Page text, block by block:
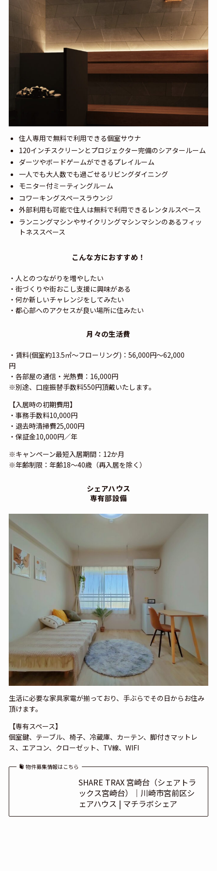
住人専用で無料で利用できる個室サウナ
120インチスクリーンとプロジェクター完備のシアタールーム
ダーツやボードゲームができるプレイルーム
一人でも大人数でも過ごせるリビングダイニング
モニター付ミーティングルーム
コワーキングスペースラウンジ
外部利用も可能で住人は無料で利用できるレンタルスペース
ランニングマシンやサイクリングマシンマシンのあるフィッ
トネススペース
こんな方におすすめ！
・人とのつながりを増やしたい
・街づくりや街おこし支援に興味がある
・何か新しいチャレンジをしてみたい
・都心部へのアクセスが良い場所に住みたい
月々の生活費
・賃料(個室約13.5㎡～フローリング)：56,000円～62,000
円
・各部屋の通信・光熱費：16,000円
※別途、口座振替手数料550円頂戴いたします。
【入居時の初期費用】
・事務手数料10,000円
・退去時清掃費25,000円
・保証金10,000円／年
※キャンペーン最短入居期間：12か月
※年齢制限：年齢18〜40歳（再入居を除く）
シェアハウス
専有部設備
生活に必要な家具家電が揃っており、手ぶらでその日からお住み
頂けます。
【専有スペース】
個室鍵、テーブル、椅子、冷蔵庫、カーテン、脚付きマットレ
ス、エアコン、クローゼット、TV線、WIFI
物件募集情報はこちら
SHARE TRAX 宮崎台（シェアトラ
ックス宮崎台）｜川崎市宮前区シ
ェアハウス | マチラボシェア